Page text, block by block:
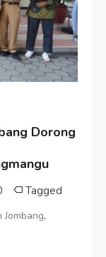
Dorong
Tagged
Jombang,